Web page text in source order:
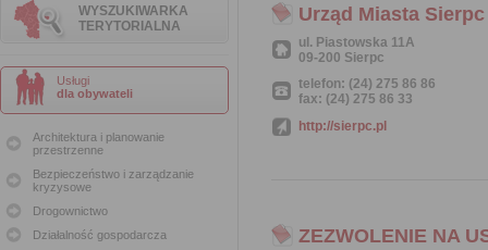
WYSZUKIWARKA
TERYTORIALNA
Usługi
dla obywateli
Architektura i planowanie
przestrzenne
Bezpieczeństwo i zarządzanie
kryzysowe
Drogownictwo
Działalność gospodarcza
Urząd Miasta Sierpc
ul. Piastowska 11A
09-200 Sierpc
telefon: (24) 275 86 86
fax: (24) 275 86 33
http://sierpc.pl
ZEZWOLENIE NA